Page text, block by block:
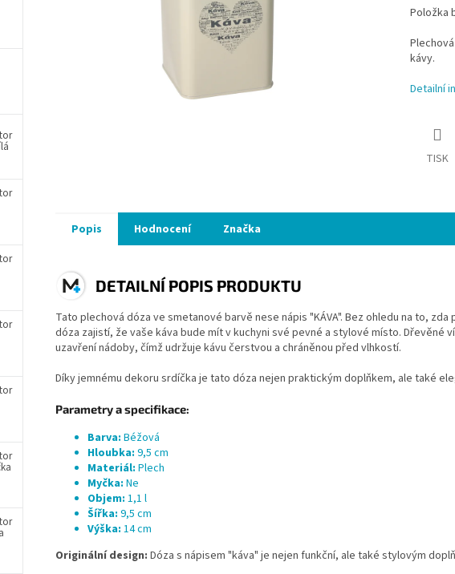
Položka
kávy.
Detailní
TISK
Popis Hodnocení Značka
DETAILNÍ POPIS PRODUKTU
Tato plechová dóza ve smetanové barvě nese nápis "KÁVA". Bez ohledu na to,
dóza zajistí, že vaše káva bude mít v kuchyni své pevné a stylové místo. Dřevěné
uzavření nádoby, čímž udržuje kávu čerstvou a chráněnou před vlhkostí.
Díky jemnému dekoru srdíčka je tato dóza nejen praktickým doplňkem, ale také
Parametry a specifikace:
Barva: Béžová
Hloubka: 9,5 cm
Materiál: Plech
Myčka: Ne
Objem: 1,1 l
Šířka: 9,5 cm
Výška: 14 cm
Originální design: Dóza s nápisem "káva" je nejen funkční, ale také stylovým